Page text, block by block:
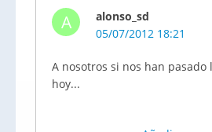
A
alonso_sd
05/07/2012 18:21
A nosotros si nos han pasado
hoy...